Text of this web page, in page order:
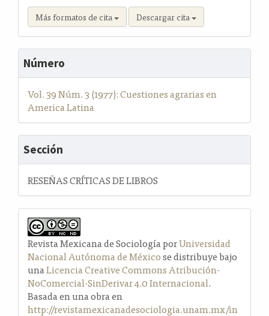
Más formatos de cita Descargar cita
Número
Vol. 39 Núm. 3 (1977): Cuestiones agrarias en
America Latina
Sección
RESEÑAS CRÍTICAS DE LIBROS
Revista Mexicana de Sociología porUniversidad
Nacional Autónoma de Méxicose distribuye bajo
unaLicencia Creative Commons Atribución-
NoComercial-SinDerivar 4.0 Internacional.
Basada en una obra en
http://revistamexicanadesociologia.unam.mx/in